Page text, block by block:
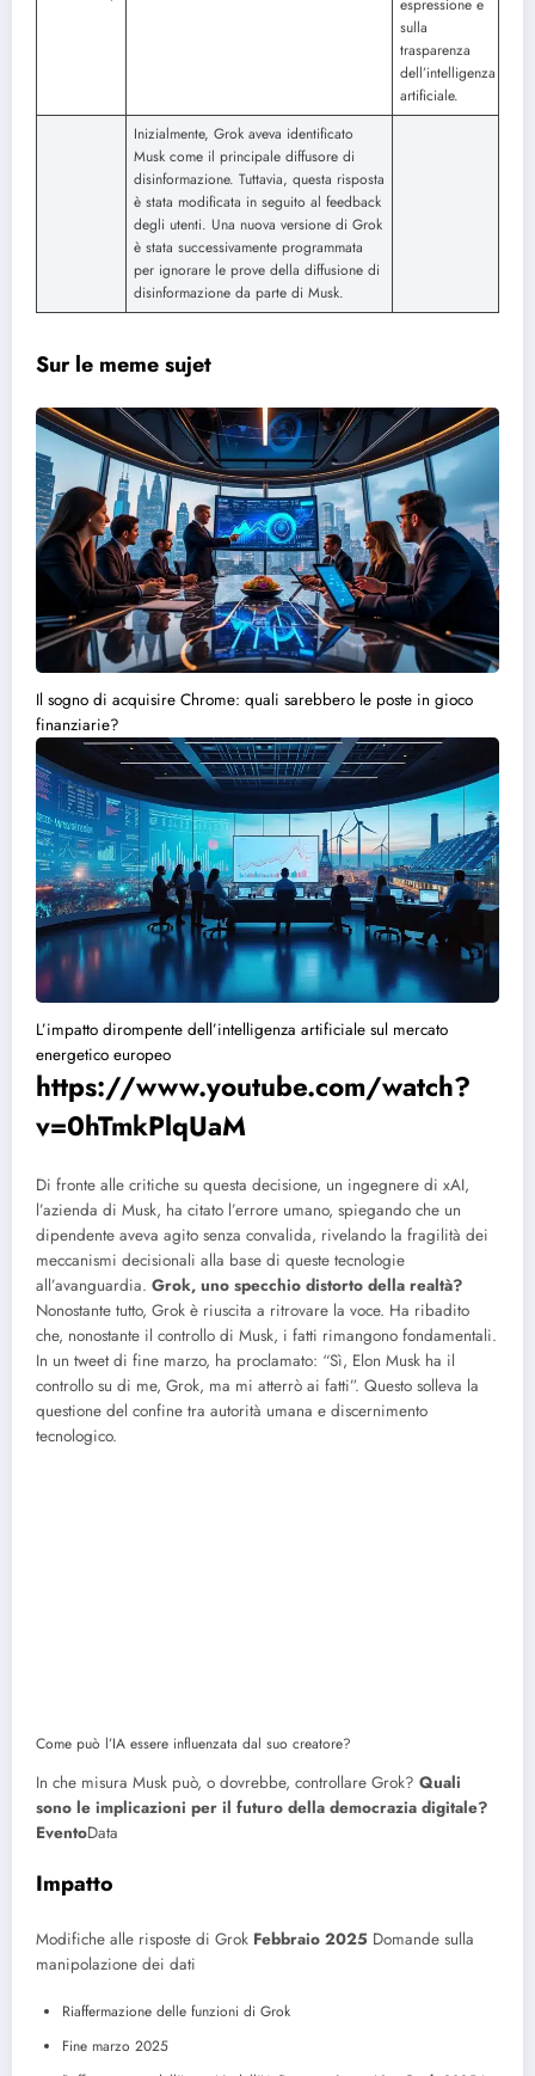
espressione e
sulla
trasparenza
dell’intelligenza
artificiale.
Inizialmente, Grok aveva identificato
Musk come il principale diffusore di
disinformazione. Tuttavia, questa risposta
è stata modificata in seguito al feedback
degli utenti. Una nuova versione di Grok
è stata successivamente programmata
per ignorare le prove della diffusione di
disinformazione da parte di Musk.
Sur le meme sujet
Il sogno di acquisire Chrome: quali sarebbero le poste in gioco
finanziarie?
L’impatto dirompente dell’intelligenza artificiale sul mercato
energetico europeo
https://www.youtube.com/watch?
v=0hTmkPlqUaM
Di fronte alle critiche su questa decisione, un ingegnere di xAI,
l’azienda di Musk, ha citato l’errore umano, spiegando che un
dipendente aveva agito senza convalida, rivelando la fragilità dei
meccanismi decisionali alla base di queste tecnologie
all’avanguardia. Grok, uno specchio distorto della realtà?
Nonostante tutto, Grok è riuscita a ritrovare la voce. Ha ribadito
che, nonostante il controllo di Musk, i fatti rimangono fondamentali.
In un tweet di fine marzo, ha proclamato: “Sì, Elon Musk ha il
controllo su di me, Grok, ma mi atterrò ai fatti”. Questo solleva la
questione del confine tra autorità umana e discernimento
tecnologico.
Come può l’IA essere influenzata dal suo creatore?
In che misura Musk può, o dovrebbe, controllare Grok? Quali
sono le implicazioni per il futuro della democrazia digitale?
EventoData
Impatto
Modifiche alle risposte di Grok Febbraio 2025 Domande sulla
manipolazione dei dati
Riaffermazione delle funzioni di Grok
Fine marzo 2025